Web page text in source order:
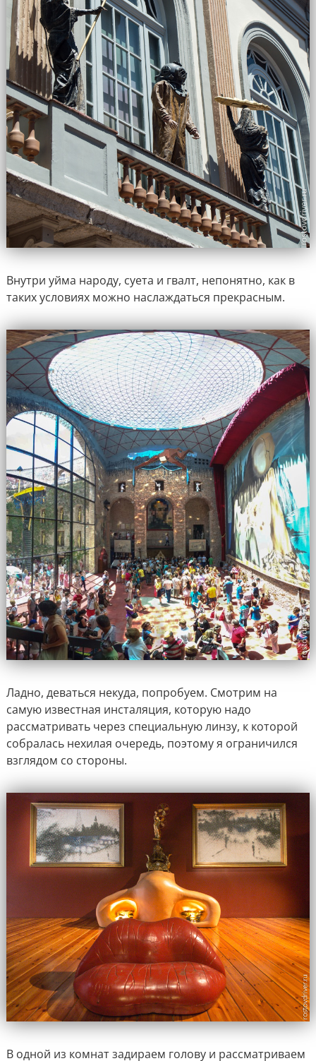
Внутри уйма народу, суета и гвалт, непонятно, как в
таких условиях можно наслаждаться прекрасным.
Ладно, деваться некуда, попробуем. Смотрим на
самую известная инсталяция, которую надо
рассматривать через специальную линзу, к которой
собралась нехилая очередь, поэтому я ограничился
взглядом со стороны.
В одной из комнат задираем голову и рассматриваем